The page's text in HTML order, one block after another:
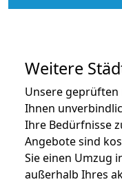
Weitere
Unsere
Ihnen
Ihre Bedürfnisse
Angebote sind
Sie einen Umzug
außerhalb Ihres